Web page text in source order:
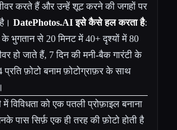
करते हैं और उन्हें शूट करने की जगहों पर
DatePhotos.AI इसे कैसे हल करता है:
भुगतान से 20 मिनट में 40+ दृश्यों में 80
हो जाते हैं, 7 दिन की मनी-बैक गारंटी के
प्रति फ़ोटो बनाम फ़ोटोग्राफ़र के साथ
विविधता को एक पतली प्रोफ़ाइल बनाना
पास सिर्फ़ एक ही तरह की फ़ोटो होती है